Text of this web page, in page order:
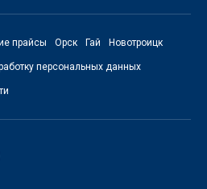
прайсы Орск Гай Новотроицк
персональных данных